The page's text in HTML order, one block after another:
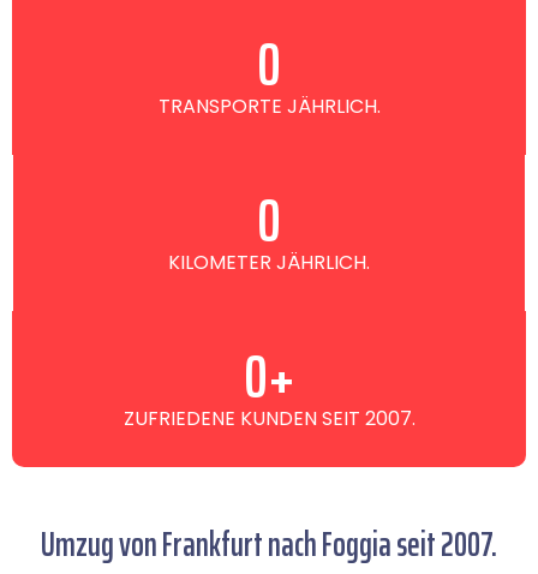
TRANSPORTE JÄHRLICH.
0
KILOMETER JÄHRLICH.
0
ZUFRIEDENE KUNDEN SEIT 2007.
0+
Umzug von Frankfurt nach Foggia seit 2007.